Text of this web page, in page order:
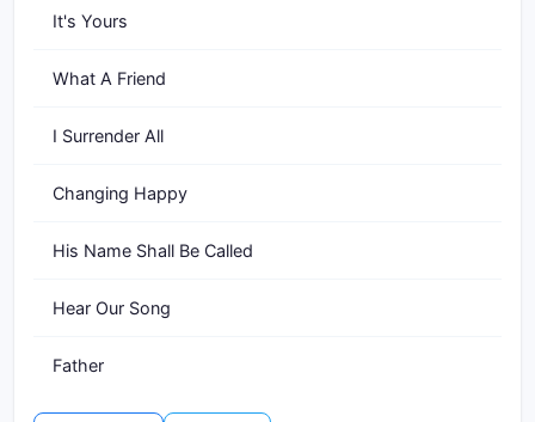
It's Yours
What A Friend
I Surrender All
Changing Happy
His Name Shall Be Called
Hear Our Song
Father